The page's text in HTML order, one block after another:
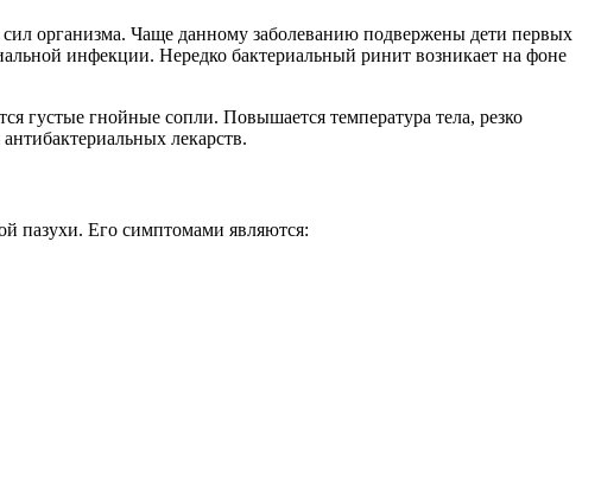
организма. Чаще данному заболеванию подвержены дети первых
инфекции. Нередко бактериальный ринит возникает на фоне
густые гнойные сопли. Повышается температура тела, резко
лекарств.
пазухи. Его симптомами являются: